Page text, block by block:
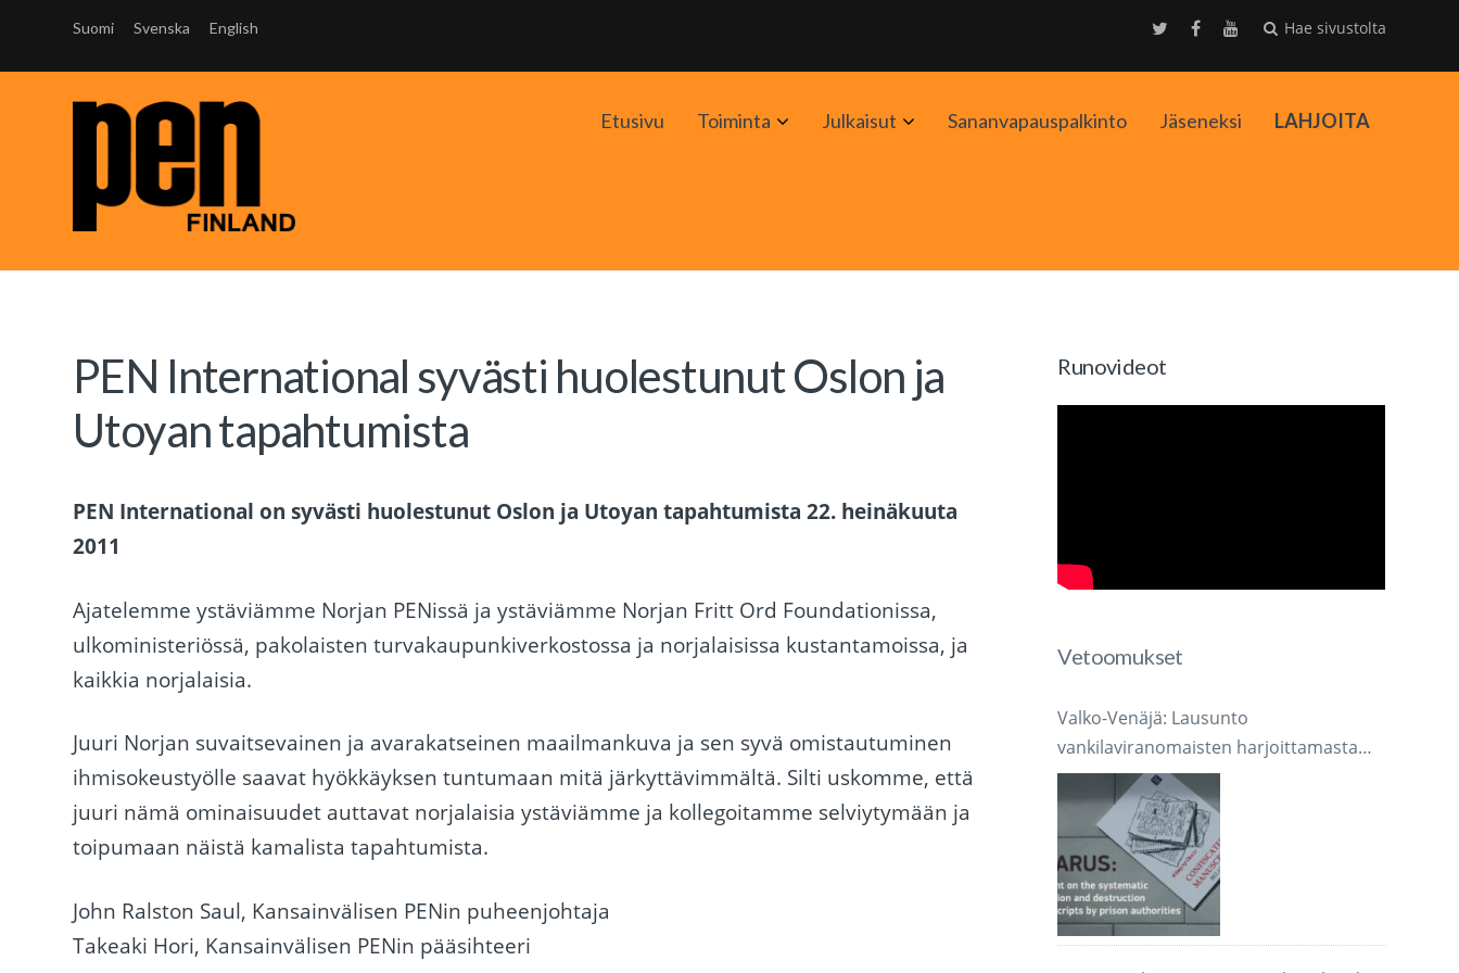
Suomi Svenska English Hae sivustolta
Etusivu Toiminta AvaaJulkaisut AvaaSananvapauspalkinto Jäseneksi LAHJOITA
PEN International syvästi huolestunut Oslon ja
Utoyan tapahtumista
PEN International on syvästi huolestunut Oslon ja Utoyan tapahtumista 22. heinäkuuta
2011
Ajatelemme ystäviämme Norjan PENissä ja ystäviämme Norjan Fritt Ord Foundationissa,
ulkoministeriössä, pakolaisten turvakaupunkiverkostossa ja norjalaisissa kustantamoissa, ja
kaikkia norjalaisia.
Juuri Norjan suvaitsevainen ja avarakatseinen maailmankuva ja sen syvä omistautuminen
ihmisokeustyölle saavat hyökkäyksen tuntumaan mitä järkyttävimmältä. Silti uskomme, että
juuri nämä ominaisuudet auttavat norjalaisia ystäviämme ja kollegoitamme selviytymään ja
toipumaan näistä kamalista tapahtumista.
John Ralston Saul, Kansainvälisen PENin puheenjohtaja
Takeaki Hori, Kansainvälisen PENin pääsihteeri
Runovideot
Vetoomukset
Valko-Venäjä: Lausunto
vankilaviranomaisten harjoittamasta
järjestelmällisestä käsikirjoitusten
takavarikoinnista ja tuhoamisesta